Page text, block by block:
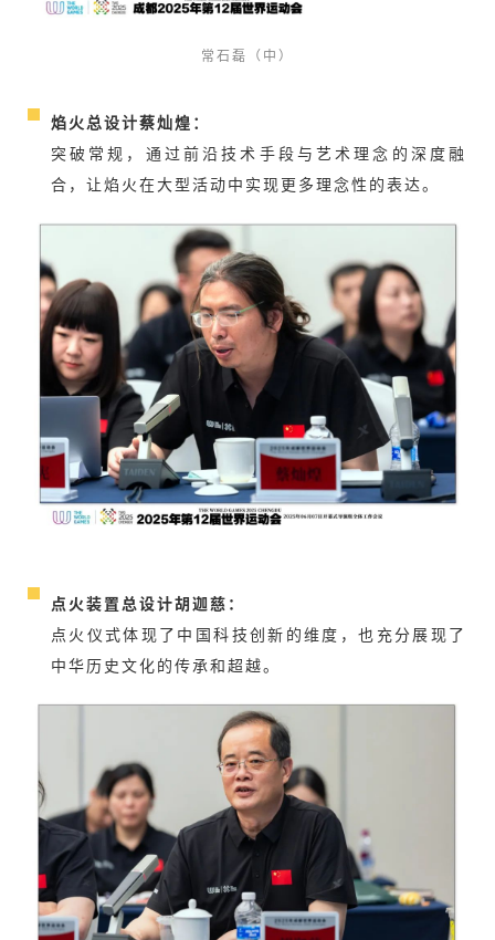
常石磊（中）
焰火总设计蔡灿煌：
突破常规，通过前沿技术手段与艺术理念的深度融
合，让焰火在大型活动中实现更多理念性的表达。
点火装置总设计胡迦慈：
点火仪式体现了中国科技创新的维度，也充分展现了
中华历史文化的传承和超越。